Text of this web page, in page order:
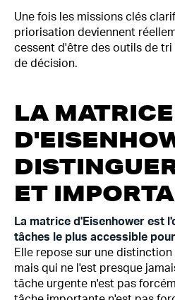
Une fois les missions clés
priorisation deviennent
cessent d'être des outils de
de décision.
LA MATRICE
ET
La matrice d'Eisenhower est
tâches le plus accessible
Elle repose sur une
mais qui ne l'est presque
tâche urgente n'est pas